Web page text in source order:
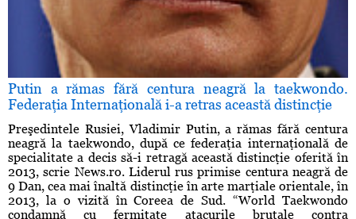
Putin a rămas fără centura neagră la taekwondo.
Federaţia Internaţională i-a retras această distincţie
Preşedintele Rusiei, Vladimir Putin, a rămas fără centura
neagră la taekwondo, după ce federaţia internaţională de
specialitate a decis să-i retragă această distincţie oferită în
2013, scrie News.ro. Liderul rus primise centura neagră de
9 Dan, cea mai înaltă distincţie în arte marţiale orientale, în
2013, la o vizită în Coreea de Sud. “World Taekwondo
condamnă cu fermitate atacurile brutale contra